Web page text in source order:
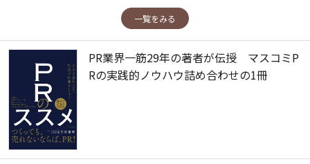
一覧をみる
PR業界一筋29年の著者が伝授 マスコミP
Rの実践的ノウハウ詰め合わせの1冊